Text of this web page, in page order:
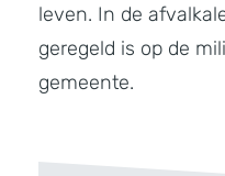
leven. In de
geregeld is op de
gemeente.